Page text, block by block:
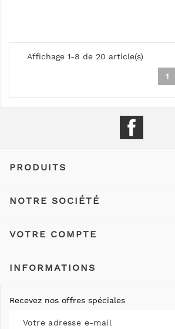
Affichage 1-8 de 20 article(s)
1
PRODUITS
NOTRE SOCIÉTÉ
VOTRE COMPTE
INFORMATIONS
Recevez nos offres spéciales